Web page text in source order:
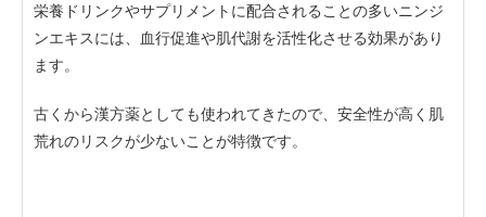
栄養ドリンクやサプリメントに配合されることの多いニンジ
ンエキスには、血行促進や肌代謝を活性化させる効果があり
ます。
古くから漢方薬としても使われてきたので、安全性が高く肌
荒れのリスクが少ないことが特徴です。